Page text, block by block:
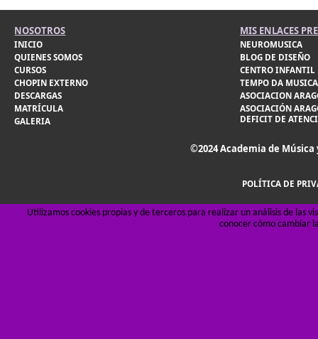
NOSOTROS
INICIO
QUIENES SOMOS
CURSOS
CHOPIN EXTERNO
DESCARGAS
MATRÍCULA
GALERIA
MIS ENLACES
NEUROMUSICA
BLOG DE DISEÑO
CENTRO INFANTIL
TEMPO DA
ASOCIACION
ASOCIACIÓN
DEFICIT DE
©2024 Academia de
POLÍTICA DE
Utilizamos cookies propias y de terceros para realizar un análisis de las
conocer cómo cambiar